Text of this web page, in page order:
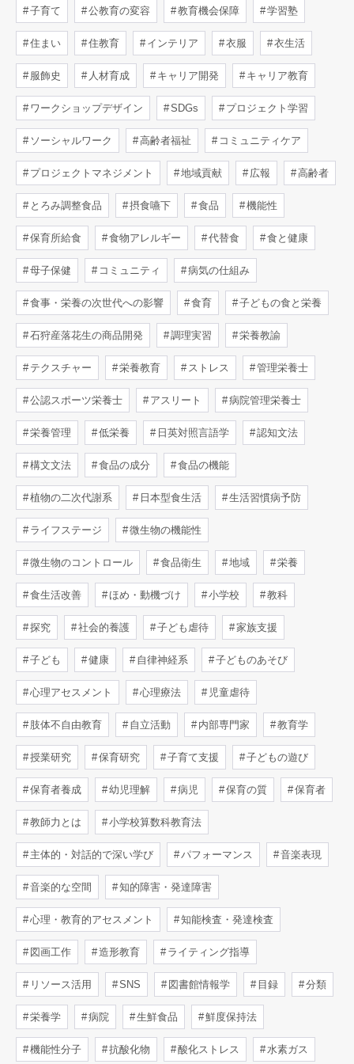
子育て 公教育の変容 教育機会保障 学習塾
住まい 住教育 インテリア 衣服 衣生活
服飾史 人材育成 キャリア開発 キャリア教育
ワークショップデザイン SDGs プロジェクト学習
ソーシャルワーク 高齢者福祉 コミュニティケア
プロジェクトマネジメント 地域貢献 広報 高齢者
とろみ調整食品 摂食嚥下 食品 機能性
保育所給食 食物アレルギー 代替食 食と健康
母子保健 コミュニティ 病気の仕組み
食事・栄養の次世代への影響 食育 子どもの食と栄養
石狩産落花生の商品開発 調理実習 栄養教諭
テクスチャー 栄養教育 ストレス 管理栄養士
公認スポーツ栄養士 アスリート 病院管理栄養士
栄養管理 低栄養 日英対照言語学 認知文法
構文文法 食品の成分 食品の機能
植物の二次代謝系 日本型食生活 生活習慣病予防
ライフステージ 微生物の機能性
微生物のコントロール 食品衛生 地域 栄養
食生活改善 ほめ・動機づけ 小学校 教科
探究 社会的養護 子ども虐待 家族支援
子ども 健康 自律神経系 子どものあそび
心理アセスメント 心理療法 児童虐待
肢体不自由教育 自立活動 内部専門家 教育学
授業研究 保育研究 子育て支援 子どもの遊び
保育者養成 幼児理解 病児 保育の質 保育者
教師力とは 小学校算数科教育法
主体的・対話的で深い学び パフォーマンス 音楽表現
音楽的な空間 知的障害・発達障害
心理・教育的アセスメント 知能検査・発達検査
図画工作 造形教育 ライティング指導
リソース活用 SNS 図書館情報学 目録 分類
栄養学 病院 生鮮食品 鮮度保持法
機能性分子 抗酸化物 酸化ストレス 水素ガス